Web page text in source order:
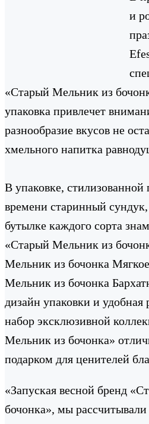
и
«Старый Мельник из
упаковка привлечет
разнообразие вкусов не
хмельного напитка
В упаковке,
времени старинный
бутылке каждого сорта
«Старый Мельник из
Мельник из бочонка
Мельник из бочонка
дизайн упаковки и
набор эксклюзивной
Мельник из бочонка»
подарком для ценителей
«Запуская весной бренд
бочонка», мы